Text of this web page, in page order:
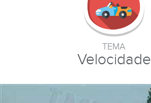
TEMA
Velocidade